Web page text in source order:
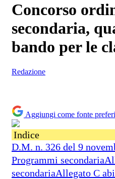
Concorso
secondaria,
bando per le
Redazione
Aggiungi come fonte
Indice
D.M. n. 326 del 9
Programmi
secondariaAllegato C